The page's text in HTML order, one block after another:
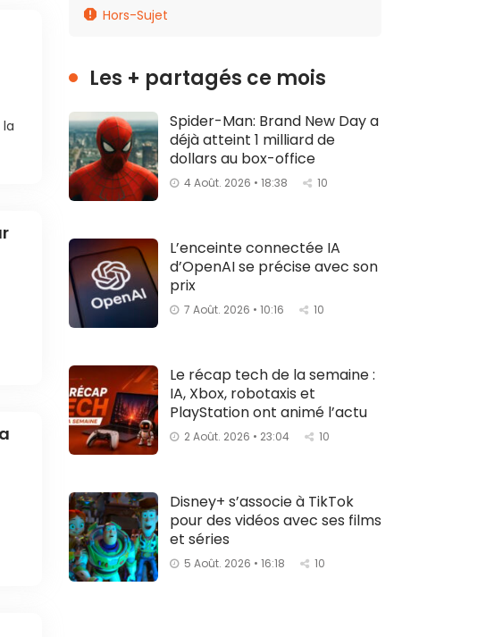
Hors-Sujet
Les + partagés ce mois
Spider-Man: Brand New Day a
déjà atteint 1 milliard de
dollars au box-office
4 Août. 2026 • 18:38 10
L’enceinte connectée IA
d’OpenAI se précise avec son
prix
7 Août. 2026 • 10:16 10
Le récap tech de la semaine :
IA, Xbox, robotaxis et
PlayStation ont animé l’actu
2 Août. 2026 • 23:04 10
Disney+ s’associe à TikTok
pour des vidéos avec ses films
et séries
5 Août. 2026 • 16:18 10